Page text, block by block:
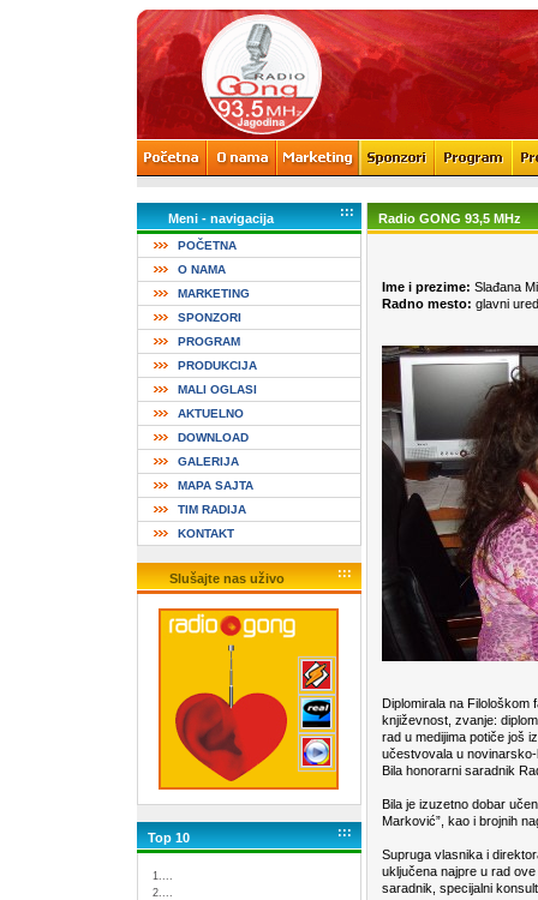
Meni - navigacija :::
POČETNA
O NAMA
MARKETING
SPONZORI
PROGRAM
PRODUKCIJA
MALI OGLASI
AKTUELNO
DOWNLOAD
GALERIJA
MAPA SAJTA
TIM RADIJA
KONTAKT
Slušajte nas uživo :::
Top 10 :::
1....
2....
Radio GONG 93,5 MHz
Ime i prezime: Slađana
Radno mesto: glavni
Diplomirala na
književnost, zvanje:
rad u medijima potiče još
učestvovala u
Bila honorarni saradnik
Bila je izuzetno dobar
Marković”, kao i brojnih
Supruga vlasnika i
uključena najpre u rad
saradnik, specijalni